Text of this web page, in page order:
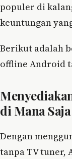
populer di
keuntungan
Berikut adalah
offline Android
di Mana Saja
Dengan
tanpa TV tuner,